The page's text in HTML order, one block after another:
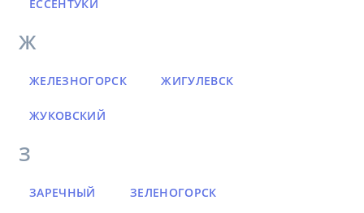
ЕССЕНТУКИ
Ж
ЖЕЛЕЗНОГОРСК ЖИГУЛЕВСК
ЖУКОВСКИЙ
З
ЗАРЕЧНЫЙ ЗЕЛЕНОГОРСК